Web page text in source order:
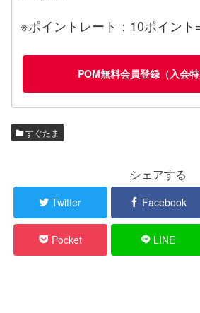
※ポイントレート：10ポイント
POM無料会員登録（入会特
すぐたま
シェアする
Twitter Facebook
Pocket LINE